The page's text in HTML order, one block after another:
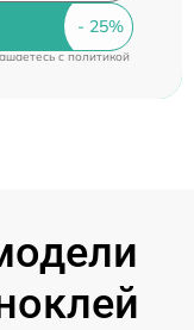
cполитикой